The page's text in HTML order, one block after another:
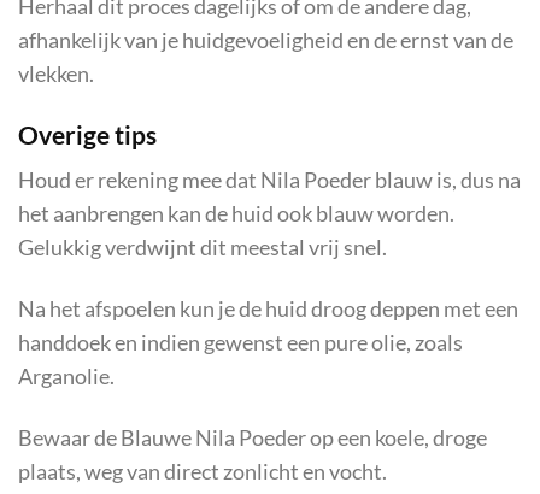
Herhaal dit proces dagelijks of om de andere dag,
afhankelijk van je huidgevoeligheid en de ernst van de
vlekken.
Overige tips
Houd er rekening mee dat Nila Poeder blauw is, dus na
het aanbrengen kan de huid ook blauw worden.
Gelukkig verdwijnt dit meestal vrij snel.
Na het afspoelen kun je de huid droog deppen met een
handdoek en indien gewenst een pure olie, zoals
Arganolie.
Bewaar de Blauwe Nila Poeder op een koele, droge
plaats, weg van direct zonlicht en vocht.